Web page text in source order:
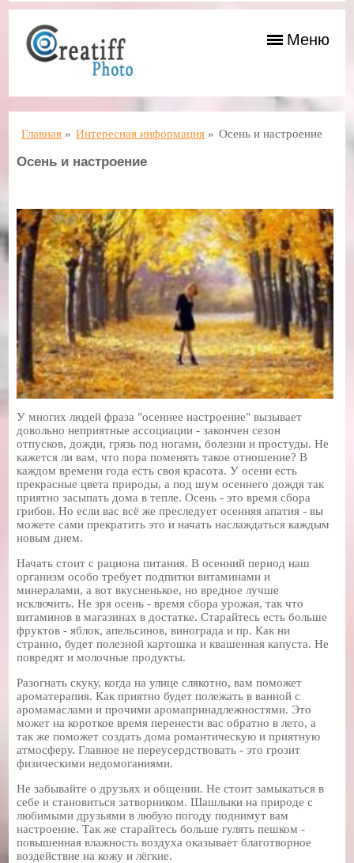
Меню
Главная » Интересная информация » Осень и настроение
Осень и настроение
У многих людей фраза "осеннее настроение" вызывает
довольно неприятные ассоциации - закончен сезон
отпусков, дожди, грязь под ногами, болезни и простуды. Не
кажется ли вам, что пора поменять такое отношение? В
каждом времени года есть своя красота. У осени есть
прекрасные цвета природы, а под шум осеннего дождя так
приятно засыпать дома в тепле. Осень - это время сбора
грибов. Но если вас всё же преследует осенняя апатия - вы
можете сами прекратить это и начать наслаждаться каждым
новым днем.
Начать стоит с рациона питания. В осенний период наш
организм особо требует подпитки витаминами и
минералами, а вот вкусненькое, но вредное лучше
исключить. Не зря осень - время сбора урожая, так что
витаминов в магазинах в достатке. Старайтесь есть больше
фруктов - яблок, апельсинов, винограда и пр. Как ни
странно, будет полезной картошка и квашенная капуста. Не
повредят и молочные продукты.
Разогнать скуку, когда на улице слякотно, вам поможет
ароматерапия. Как приятно будет полежать в ванной с
аромамаслами и прочими аромапринадлежностями. Это
может на короткое время перенести вас обратно в лето, а
так же поможет создать дома романтическую и приятную
атмосферу. Главное не переусердствовать - это грозит
физическими недомоганиями.
Не забывайте о друзьях и общении. Не стоит замыкаться в
себе и становиться затворником. Шашлыки на природе с
любимыми друзьями в любую погоду поднимут вам
настроение. Так же старайтесь больше гулять пешком -
повышенная влажность воздуха оказывает благотворное
воздействие на кожу и лёгкие.